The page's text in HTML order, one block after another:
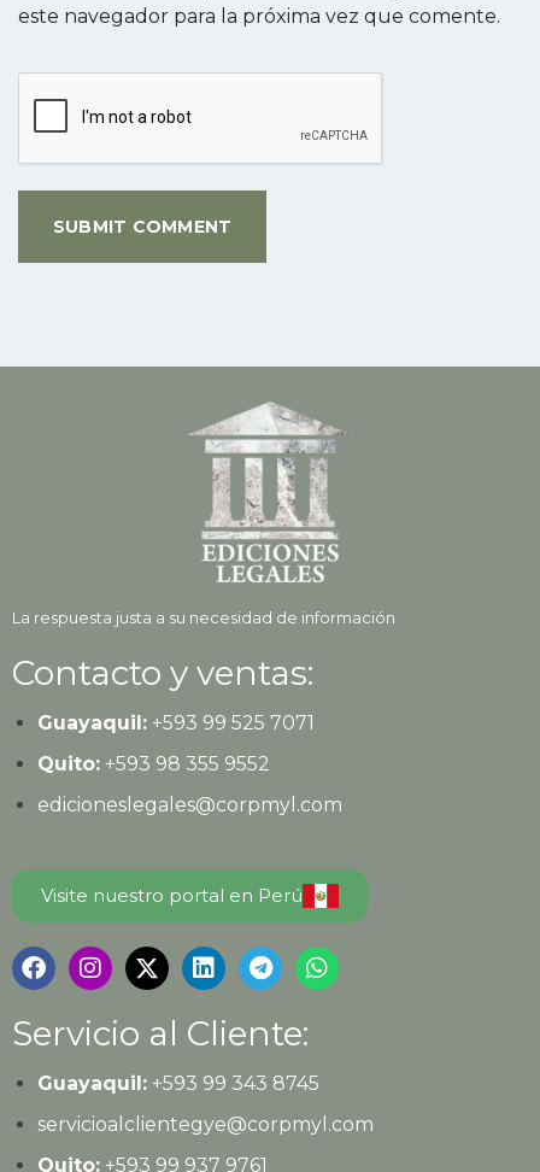
este navegador para la próxima vez que comente.
La respuesta justa a su necesidad de información
Contacto y ventas:
Guayaquil:+593 99 525 7071
Quito:+593 98 355 9552
edicioneslegales@corpmyl.com
Visite nuestro portal en Perú
Servicio al Cliente:
Guayaquil:+593 99 343 8745
servicioalclientegye@corpmyl.com
Quito:+593 99 937 9761